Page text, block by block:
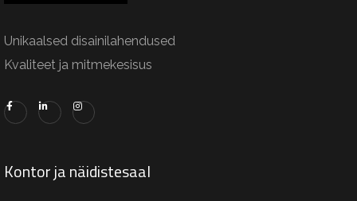
Unikaalsed disainilahendused
Kvaliteet ja mitmekesisus
Kontor ja näidistesaal